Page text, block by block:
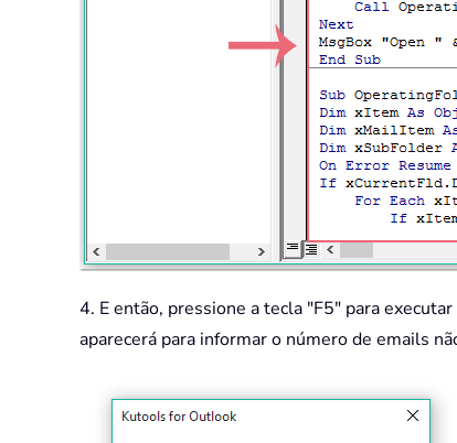
4. E então, pressione a tecla "F5" para
aparecerá para informar o número de emails